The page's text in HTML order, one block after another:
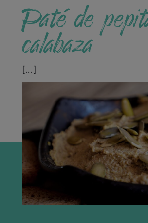
Paté de
calabaza
[…]